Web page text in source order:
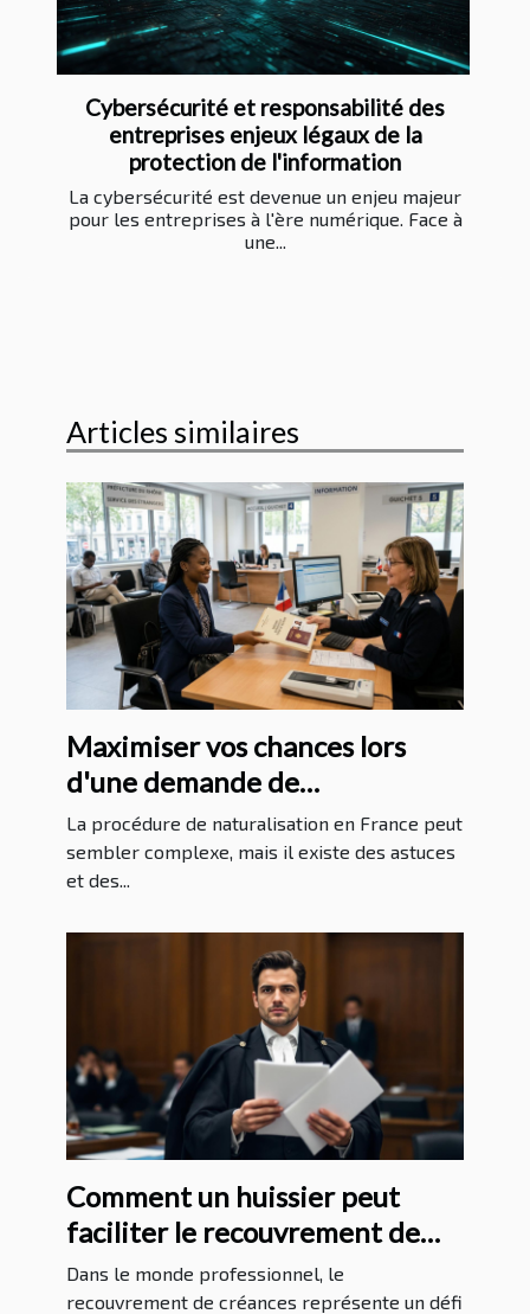
Cybersécurité et responsabilité des
entreprises enjeux légaux de la
protection de l'information
La cybersécurité est devenue un enjeu majeur
pour les entreprises à l'ère numérique. Face à
une...
Articles similaires
Maximiser vos chances lors
d'une demande de
naturalisation en France
La procédure de naturalisation en France peut
sembler complexe, mais il existe des astuces
et des...
Comment un huissier peut
faciliter le recouvrement de
créances ?
Dans le monde professionnel, le
recouvrement de créances représente un défi